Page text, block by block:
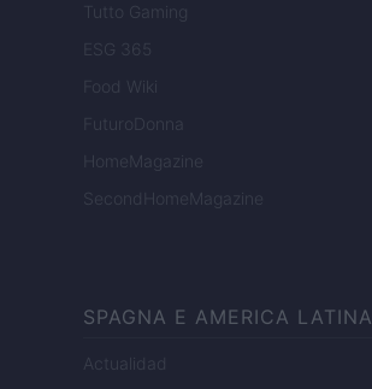
Tutto Gaming
ESG 365
Food Wiki
FuturoDonna
HomeMagazine
SecondHomeMagazine
SPAGNA E AMERICA LATINA
Actualidad